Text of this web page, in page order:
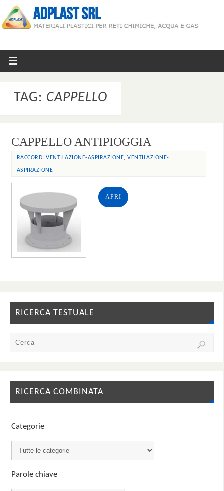
TAG: CAPPELLO
CAPPELLO ANTIPIOGGIA
RACCORDI VENTILAZIONE-ASPIRAZIONE,VENTILAZIONE-
ASPIRAZIONE
APRI
RICERCA TESTUALE
RICERCA COMBINATA
Categorie
Parole chiave